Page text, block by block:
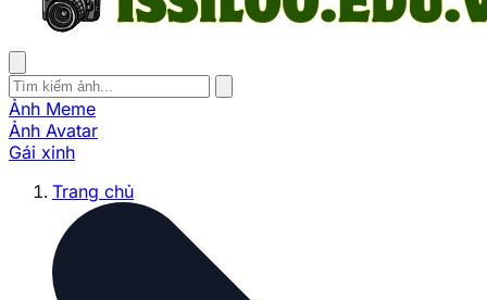
Ảnh Meme
Ảnh Avatar
Gái xinh
Trang chủ